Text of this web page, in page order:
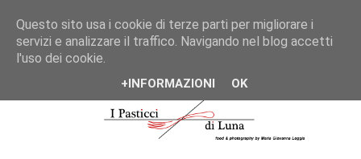
Questo sito usa i cookie di terze parti per migliorare i
servizi e analizzare il traffico. Navigando nel blog accetti
l'uso dei cookie.
+INFORMAZIONI OK